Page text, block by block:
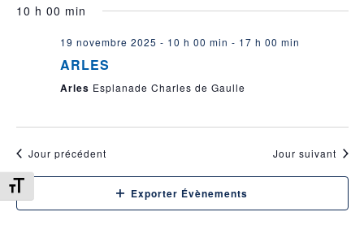
Changer la taille de la police
de
une
10 h 00 min
19 novembre 2025 - 10 h 00 min - 17 h 00 min
ARLES
Arles Esplanade Charles de Gaulle
Jour précédent Jour suivant
Exporter Évènements